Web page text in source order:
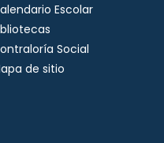
Escolar
Social
de sitio